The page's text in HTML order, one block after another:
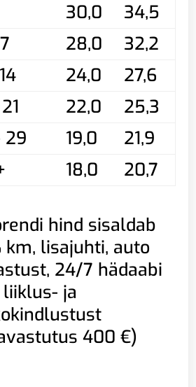
30,0
34,5
28,0
32,2
24,0
27,6
22,0
25,3
29
19,0
21,9
18,0 20,7
hind sisaldab
km, lisajuhti, auto
24/7 hädaabi
ja
400 €)